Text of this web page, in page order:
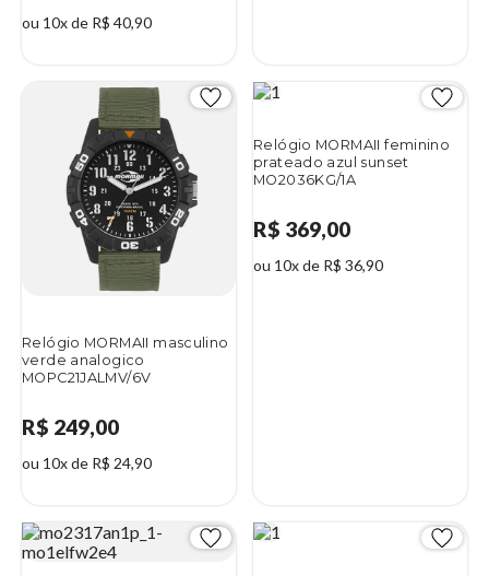
ou 10x de R$ 40,90
Relógio MORMAII masculino
verde analogico
MOPC21JALMV/6V
R$ 249,00
ou 10x de R$ 24,90
Relógio MORMAII feminino
prateado azul sunset
MO2036KG/1A
R$ 369,00
ou 10x de R$ 36,90